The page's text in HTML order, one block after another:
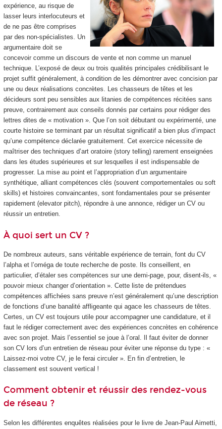
expérience, au risque de
lasser leurs interlocuteurs et
de ne pas être comprises
par des non-spécialistes. Un
argumentaire doit se
concevoir comme un discours de vente et non comme un manuel
technique. L’exposé de deux ou trois qualités principales crédibilisant le
projet suffit généralement, à condition de les démontrer avec concision par
une ou deux réalisations concrètes. Les chasseurs de têtes et les
décideurs sont peu sensibles aux litanies de compétences récitées sans
preuve, contrairement aux conseils donnés par certains pour rédiger des
lettres dites de « motivation ». Que l’on soit débutant ou expérimenté, une
courte histoire se terminant par un résultat significatif a bien plus d’impact
qu’une compétence déclarée gratuitement. Cet exercice nécessite de
maîtriser des techniques d’art oratoire (story telling) rarement enseignées
dans les études supérieures et sur lesquelles il est indispensable de
progresser. La mise au point et l’appropriation d’un argumentaire
synthétique, alliant compétences clés (souvent comportementales ou soft
skills) et histoires convaincantes, sont fondamentales pour se présenter
rapidement (elevator pitch), répondre à une annonce, rédiger un CV ou
réussir un entretien.
À quoi sert un CV ?
De nombreux auteurs, sans véritable expérience de terrain, font du CV
l’alpha et l’oméga de toute recherche de poste. Ils conseillent, en
particulier, d’étaler ses compétences sur une demi-page, pour, disent-ils, «
pouvoir mieux changer d’orientation ». Cette liste de prétendues
compétences affichées sans preuve n’est généralement qu’une description
de fonctions d’une banalité affligeante qui agace les chasseurs de têtes.
Certes, un CV est toujours utile pour accompagner une candidature, et il
faut le rédiger correctement avec des expériences concrètes en cohérence
avec son projet. Mais l’essentiel se joue à l’oral. Il faut éviter de donner
son CV lors d’un entretien de réseau pour éviter une réponse du type : «
Laissez-moi votre CV, je le ferai circuler ». En fin d’entretien, le
classement est souvent vertical !
Comment obtenir et réussir des rendez-vous
de réseau ?
Selon les différentes enquêtes réalisées pour le livre de Jean-Paul Aimetti,